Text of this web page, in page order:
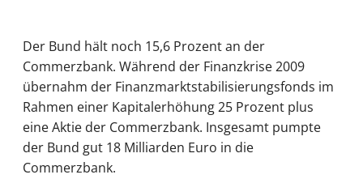
Der Bund hält noch 15,6 Prozent an der
Commerzbank. Während der Finanzkrise 2009
übernahm der Finanzmarktstabilisierungsfonds im
Rahmen einer Kapitalerhöhung 25 Prozent plus
eine Aktie der Commerzbank. Insgesamt pumpte
der Bund gut 18 Milliarden Euro in die
Commerzbank.